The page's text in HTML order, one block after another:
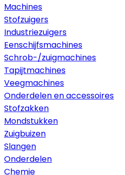
Machines
Stofzuigers
Industriezuigers
Eenschijfsmachines
Schrob-/zuigmachines
Tapijtmachines
Veegmachines
Onderdelen en accessoires
Stofzakken
Mondstukken
Zuigbuizen
Slangen
Onderdelen
Chemie